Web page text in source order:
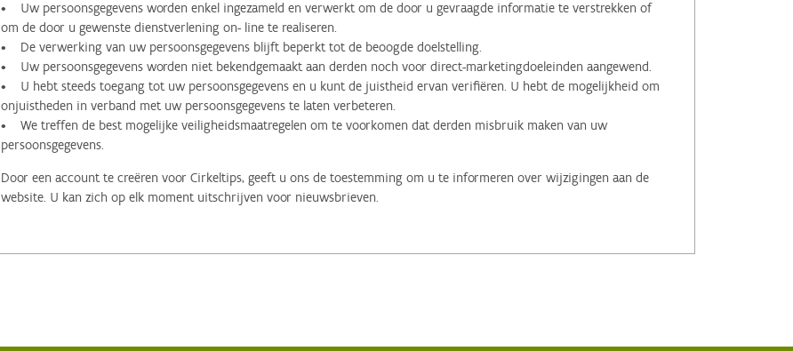
• Uw persoonsgegevens worden enkel ingezameld en verwerkt om de door u gevraagde informatie te verstrekken of
om de door u gewenste dienstverlening on- line te realiseren.
• De verwerking van uw persoonsgegevens blijft beperkt tot de beoogde doelstelling.
• Uw persoonsgegevens worden niet bekendgemaakt aan derden noch voor direct-marketingdoeleinden aangewend.
• U hebt steeds toegang tot uw persoonsgegevens en u kunt de juistheid ervan verifiëren. U hebt de mogelijkheid om
onjuistheden in verband met uw persoonsgegevens te laten verbeteren.
• We treffen de best mogelijke veiligheidsmaatregelen om te voorkomen dat derden misbruik maken van uw
persoonsgegevens.
Door een account te creëren voor Cirkeltips, geeft u ons de toestemming om u te informeren over wijzigingen aan de
website. U kan zich op elk moment uitschrijven voor nieuwsbrieven.